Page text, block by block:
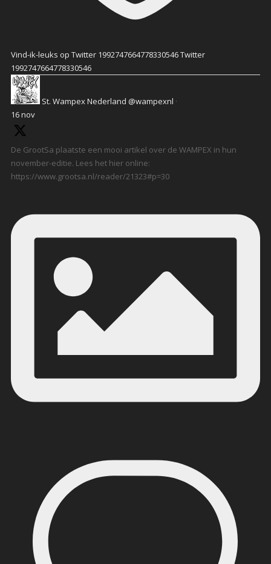
Vind-ik-leuks op Twitter 1992747664778330546Twitter
1992747664778330546
St. Wampex Nederland @wampexnl ·
16 nov
De GrootSa plaatste een mooi artikel over de WAMPEX in hun
november-editie. Lees het hier online:
https://www.grootsa.nl/reader/21323#p=30